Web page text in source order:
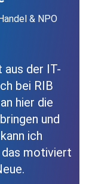
& NPO
aus der IT-
bei RIB
hier die
und
ich
motiviert